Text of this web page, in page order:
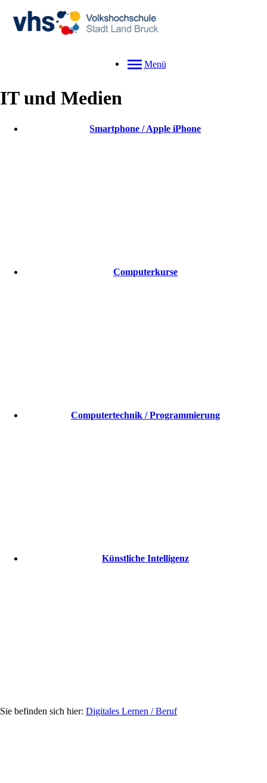
Menü
IT und Medien
Smartphone / Apple iPhone
Computerkurse
Computertechnik / Programmierung
Künstliche Intelligenz
Digitales Lernen / Beruf